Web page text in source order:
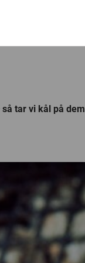
tar vi kål på dem